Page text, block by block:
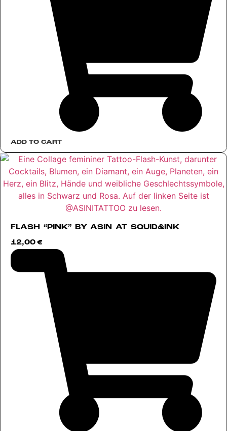
ADD TO CART
FLASH “PINK” BY ASIN AT SQUID&INK
12,00 €